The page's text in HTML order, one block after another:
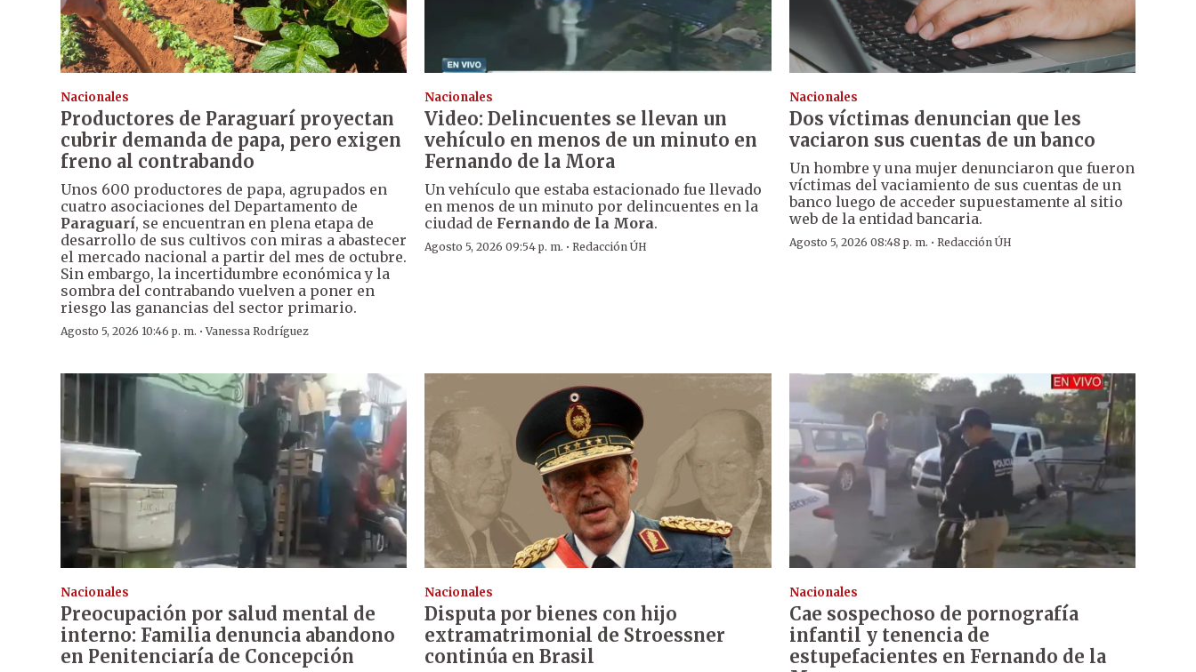
Nacionales
Productores de Paraguarí proyectan
cubrir demanda de papa, pero exigen
freno al contrabando
Unos 600 productores de papa, agrupados en
cuatro asociaciones del Departamento de
Paraguarí, se encuentran en plena etapa de
desarrollo de sus cultivos con miras a abastecer
el mercado nacional a partir del mes de octubre.
Sin embargo, la incertidumbre económica y la
sombra del contrabando vuelven a poner en
riesgo las ganancias del sector primario.
Agosto 5, 2026 10:46 p. m. ·Vanessa Rodríguez
Nacionales
Video: Delincuentes se llevan un
vehículo en menos de un minuto en
Fernando de la Mora
Un vehículo que estaba estacionado fue llevado
en menos de un minuto por delincuentes en la
ciudad de Fernando de la Mora.
Agosto 5, 2026 09:54 p. m. ·Redacción ÚH
Nacionales
Dos víctimas denuncian que les
vaciaron sus cuentas de un banco
Un hombre y una mujer denunciaron que fueron
víctimas del vaciamiento de sus cuentas de un
banco luego de acceder supuestamente al sitio
web de la entidad bancaria.
Agosto 5, 2026 08:48 p. m. · Redacción ÚH
Nacionales
Preocupación por salud mental de
interno: Familia denuncia abandono
en Penitenciaría de Concepción
Nacionales
Disputa por bienes con hijo
extramatrimonial de Stroessner
continúa en Brasil
Nacionales
Cae sospechoso de pornografía
infantil y tenencia de
estupefacientes en Fernando de la